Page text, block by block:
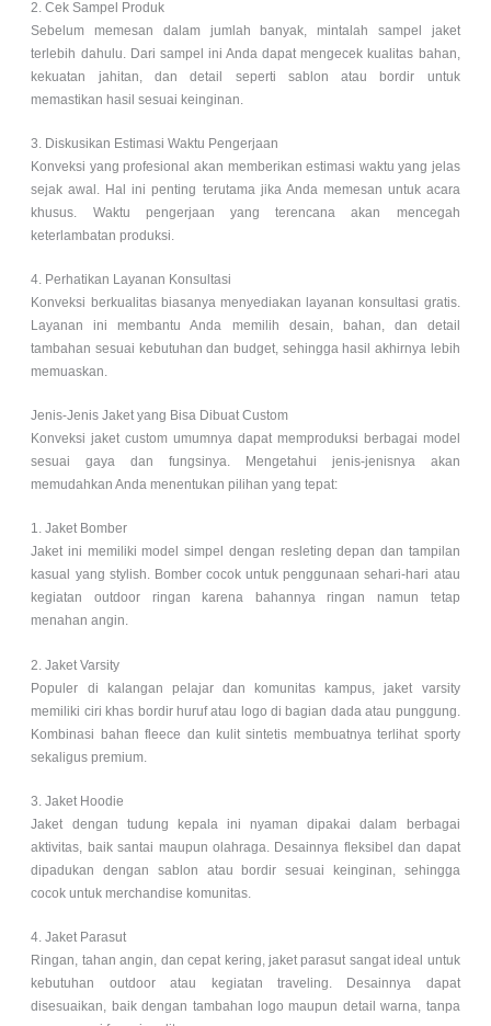
2. Cek Sampel Produk
Sebelum memesan dalam jumlah banyak, mintalah sampel jaket
terlebih dahulu. Dari sampel ini Anda dapat mengecek kualitas bahan,
kekuatan jahitan, dan detail seperti sablon atau bordir untuk
memastikan hasil sesuai keinginan.
3. Diskusikan Estimasi Waktu Pengerjaan
Konveksi yang profesional akan memberikan estimasi waktu yang jelas
sejak awal. Hal ini penting terutama jika Anda memesan untuk acara
khusus. Waktu pengerjaan yang terencana akan mencegah
keterlambatan produksi.
4. Perhatikan Layanan Konsultasi
Konveksi berkualitas biasanya menyediakan layanan konsultasi gratis.
Layanan ini membantu Anda memilih desain, bahan, dan detail
tambahan sesuai kebutuhan dan budget, sehingga hasil akhirnya lebih
memuaskan.
Jenis-Jenis Jaket yang Bisa Dibuat Custom
Konveksi jaket custom umumnya dapat memproduksi berbagai model
sesuai gaya dan fungsinya. Mengetahui jenis-jenisnya akan
memudahkan Anda menentukan pilihan yang tepat:
1. Jaket Bomber
Jaket ini memiliki model simpel dengan resleting depan dan tampilan
kasual yang stylish. Bomber cocok untuk penggunaan sehari-hari atau
kegiatan outdoor ringan karena bahannya ringan namun tetap
menahan angin.
2. Jaket Varsity
Populer di kalangan pelajar dan komunitas kampus, jaket varsity
memiliki ciri khas bordir huruf atau logo di bagian dada atau punggung.
Kombinasi bahan fleece dan kulit sintetis membuatnya terlihat sporty
sekaligus premium.
3. Jaket Hoodie
Jaket dengan tudung kepala ini nyaman dipakai dalam berbagai
aktivitas, baik santai maupun olahraga. Desainnya fleksibel dan dapat
dipadukan dengan sablon atau bordir sesuai keinginan, sehingga
cocok untuk merchandise komunitas.
4. Jaket Parasut
Ringan, tahan angin, dan cepat kering, jaket parasut sangat ideal untuk
kebutuhan outdoor atau kegiatan traveling. Desainnya dapat
disesuaikan, baik dengan tambahan logo maupun detail warna, tanpa